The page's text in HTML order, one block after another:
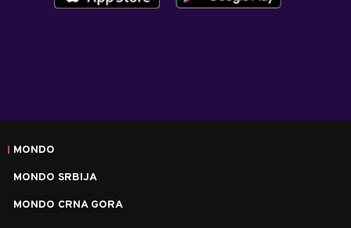
MONDO
MONDO SRBIJA
MONDO CRNA GORA